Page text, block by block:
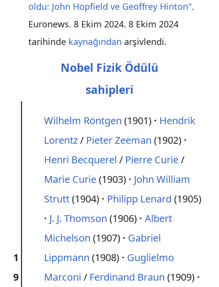
oldu: John Hopfield ve Geoffrey Hinton".
Euronews. 8 Ekim 2024. 8 Ekim 2024
tarihinde kaynağından arşivlendi.
Nobel Fizik Ödülü
sahipleri
1
9
Wilhelm Röntgen (1901)
Hendrik
Lorentz/ Pieter Zeeman (1902)
Henri Becquerel / Pierre Curie/
Marie Curie(1903)
John William
Strutt(1904) Philipp Lenard (1905)
J. J. Thomson (1906) Albert
Michelson (1907)
Gabriel
Lippmann (1908)
Guglielmo
Marconi / Ferdinand Braun (1909)